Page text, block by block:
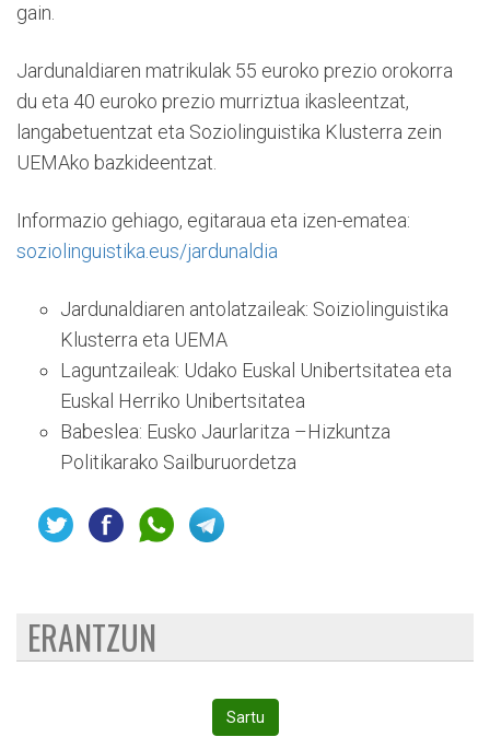
gain.
Jardunaldiaren matrikulak 55 euroko prezio orokorra
du eta 40 euroko prezio murriztua ikasleentzat,
langabetuentzat eta Soziolinguistika Klusterra zein
UEMAko bazkideentzat.
Informazio gehiago, egitaraua eta izen-ematea:
soziolinguistika.eus/jardunaldia
Jardunaldiaren antolatzaileak: Soiziolinguistika
Klusterra eta UEMA
Laguntzaileak: Udako Euskal Unibertsitatea eta
Euskal Herriko Unibertsitatea
Babeslea: Eusko Jaurlaritza –Hizkuntza
Politikarako Sailburuordetza
ERANTZUN
Sartu